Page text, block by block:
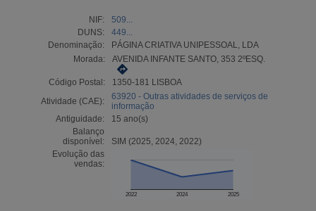
NIF:
509...
DUNS:
449...
Denominação:
PÁGINA CRIATIVA UNIPESSOAL, LDA
Morada:
AVENIDA INFANTE SANTO, 353 2ºESQ.
Código Postal:
1350-181 LISBOA
Atividade (CAE):
63920 - Outras atividades de serviços de
informação
Antiguidade:
15 ano(s)
Balanço
disponível:
SIM (2025, 2024, 2022)
Evolução das
vendas:
2022 2024 2025